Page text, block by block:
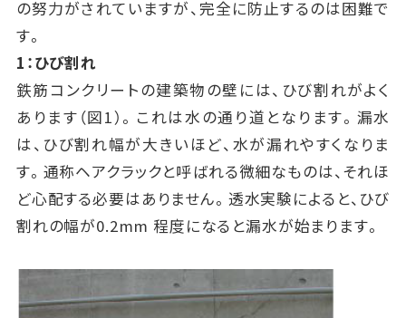
の努力がされていますが、完全に防止するのは困難で
す。
1：ひび割れ
鉄筋コンクリートの建築物の壁には、ひび割れがよく
あります（図1）。これは水の通り道となります。漏水
は、ひび割れ幅が大きいほど、水が漏れやすくなりま
す。通称ヘアクラックと呼ばれる微細なものは、それほ
ど心配する必要はありません。透水実験によると、ひび
割れの幅が0.2mm 程度になると漏水が始まります。